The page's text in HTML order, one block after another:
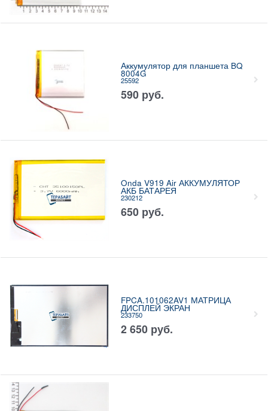
Аккумулятор для планшета BQ
8004G
25592
590 руб.
Onda V919 Air АККУМУЛЯТОР
АКБ БАТАРЕЯ
230212
650 руб.
FPCA.101062AV1 МАТРИЦА
ДИСПЛЕЙ ЭКРАН
233750
2 650 руб.